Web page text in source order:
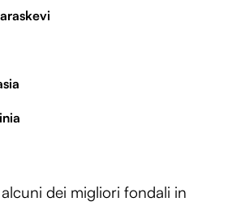
dei migliori fondali in